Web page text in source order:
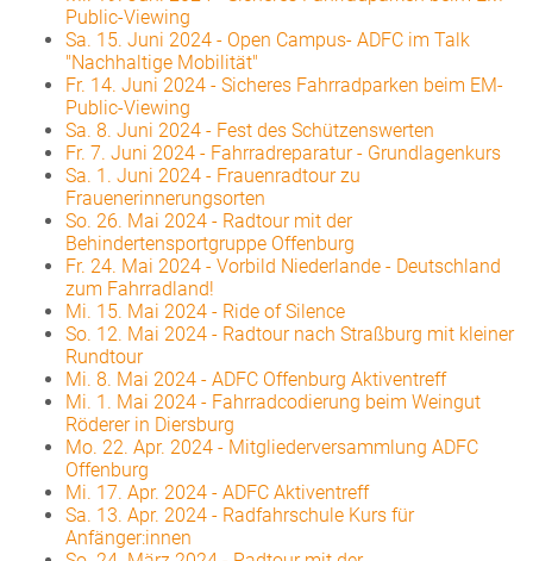
Public-Viewing
Sa. 15. Juni 2024 - Open Campus- ADFC im Talk
"Nachhaltige Mobilität"
Fr. 14. Juni 2024 - Sicheres Fahrradparken beim EM-
Public-Viewing
Sa. 8. Juni 2024 - Fest des Schützenswerten
Fr. 7. Juni 2024 - Fahrradreparatur - Grundlagenkurs
Sa. 1. Juni 2024 - Frauenradtour zu
Frauenerinnerungsorten
So. 26. Mai 2024 - Radtour mit der
Behindertensportgruppe Offenburg
Fr. 24. Mai 2024 - Vorbild Niederlande - Deutschland
zum Fahrradland!
Mi. 15. Mai 2024 - Ride of Silence
So. 12. Mai 2024 - Radtour nach Straßburg mit kleiner
Rundtour
Mi. 8. Mai 2024 - ADFC Offenburg Aktiventreff
Mi. 1. Mai 2024 - Fahrradcodierung beim Weingut
Röderer in Diersburg
Mo. 22. Apr. 2024 - Mitgliederversammlung ADFC
Offenburg
Mi. 17. Apr. 2024 - ADFC Aktiventreff
Sa. 13. Apr. 2024 - Radfahrschule Kurs für
Anfänger:innen